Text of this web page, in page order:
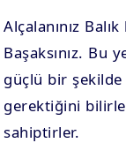
Alçalanınız
Başaksınız. Bu
güçlü bir şekilde
gerektiğini
sahiptirler.